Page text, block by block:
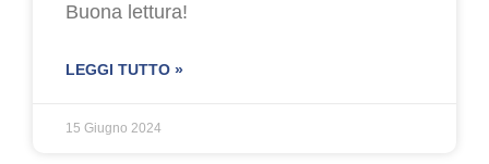
Buona lettura!
LEGGI TUTTO »
15 Giugno 2024